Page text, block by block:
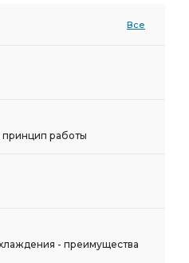
Все
принцип работы
- преимущества